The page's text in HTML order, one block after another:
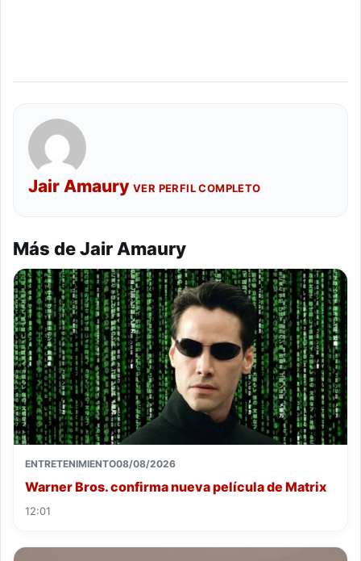
Jair Amaury VER PERFIL COMPLETO
Más de Jair Amaury
ENTRETENIMIENTO08/08/2026
Warner Bros. confirma nueva película de Matrix
12:01